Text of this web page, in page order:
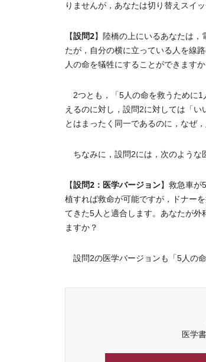
りませんが，あなたは切り替えスイ
【設問2】陸橋の上にいるあなたは
たが，自分の横に立っている人を線
人の命を犠牲にすることができますか
2つとも，「5人の命を救うために1
えるのに対し，設問2に対しては「
とはまったく同一であるのに，なぜ
ちなみに，設問2には，次のような
【設問2：医学バージョン】救急車が
植すれば救命が可能ですが，ドナー
てきた5人と適合します。あなたが
ますか？
設問2の医学バージョンも「5人の命
医学